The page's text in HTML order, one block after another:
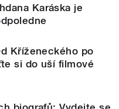
Karáska je
Kříženeckého po
si do uší filmové